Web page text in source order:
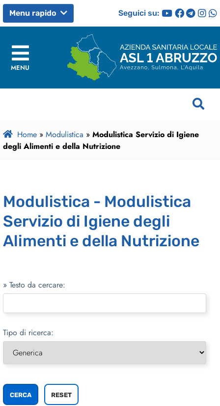
Menu rapido Seguici su:
MENU
Home » Modulistica » Modulistica Servizio di Igiene
degli Alimenti e della Nutrizione
Modulistica - Modulistica
Servizio di Igiene degli
Alimenti e della Nutrizione
» Testo da cercare:
Tipo di ricerca: